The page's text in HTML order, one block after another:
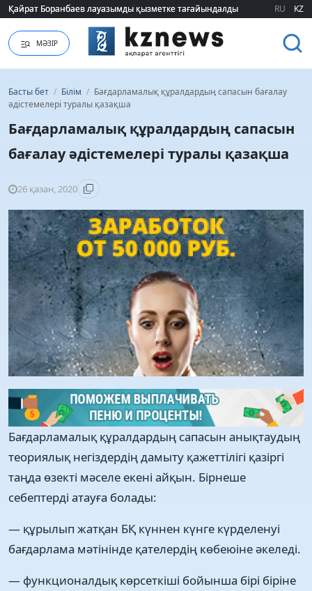
Қайрат Боранбаев лауазымды қызметке тағайындалды
Қайрат Боранбаев лауазымды қызметке тағайындалды RU KZ
МӘЗІР
Басты бет / Білім / Бағдарламалық құралдардың сапасын бағалау
әдістемелері туралы қазақша
Бағдарламалық құралдардың сапасын
бағалау әдістемелері туралы қазақша
26 қазан, 2020
Бағдарламалық құралдардың сапасын анықтаудың
теориялық негіздердің дамыту қажеттілігі қазіргі
таңда өзекті мәселе екені айқын. Бірнеше
себептерді атауға болады:
— құрылып жатқан БҚ күннен күнге күрделенуі
бағдарлама мәтінінде қателердің көбеюіне әкеледі.
— функционалдық көрсеткіші бойынша бірі біріне